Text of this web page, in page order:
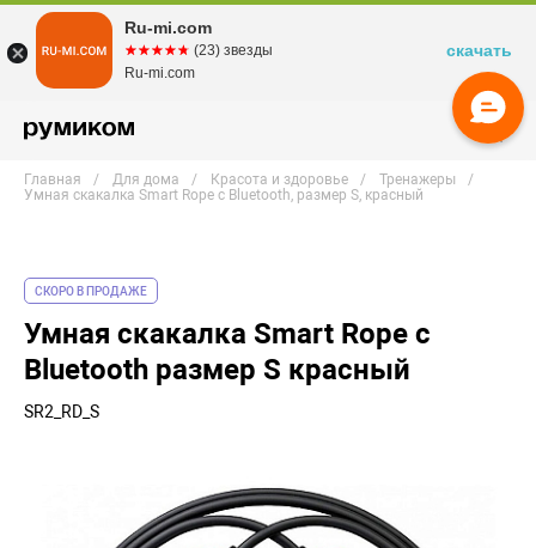
Главная Для дома Красота и здоровье
Тренажеры
Умная скакалка Smart Rope с Bluetooth, размер S, красный
СКОРО В ПРОДАЖЕ
Умная скакалка Smart Rope с
Bluetooth размер S красный
SR2_RD_S
Ru-mi.com
☆☆☆☆☆
★★★★★ (23) звезды
Ru-mi.com
скачать